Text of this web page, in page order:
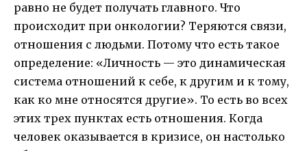
равно не будет получать главного. Что
происходит при онкологии? Теряются связи,
отношения с людьми. Потому что есть такое
определение: «Личность — это динамическая
система отношений к себе, к другим и к тому,
как ко мне относятся другие». То есть во всех
этих трех пунктах есть отношения. Когда
человек оказывается в кризисе, он настолько